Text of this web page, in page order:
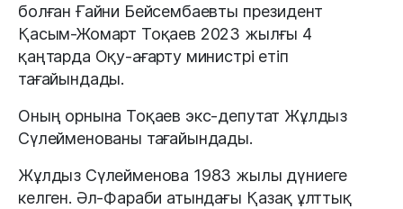
болған Ғайни Бейсембаевты президент
Қасым-Жомарт Тоқаев 2023 жылғы 4
қаңтарда Оқу-ағарту министрі етіп
тағайындады.
Оның орнына Тоқаев экс-депутат Жұлдыз
Сүлейменованы тағайындады.
Жұлдыз Сүлейменова 1983 жылы дүниеге
келген. Әл-Фараби атындағы Қазақ ұлттық